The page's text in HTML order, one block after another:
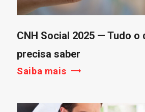
CNH Social 2025 — Tudo o
precisa saber
Saiba mais